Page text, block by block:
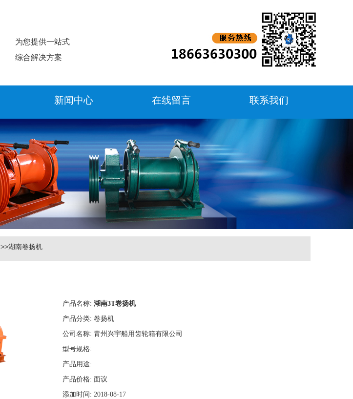
为您提供一站式
综合解决方案
新闻中心 在线留言 联系我们
>>湖南卷扬机
产品名称: 湖南3T卷扬机
产品分类: 卷扬机
公司名称: 青州兴宇船用齿轮箱有限公司
型号规格:
产品用途:
产品价格: 面议
添加时间: 2018-08-17